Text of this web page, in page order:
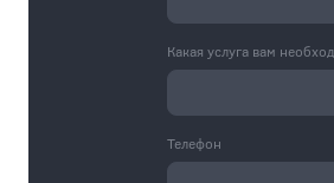
Какая услуга вам
Телефон